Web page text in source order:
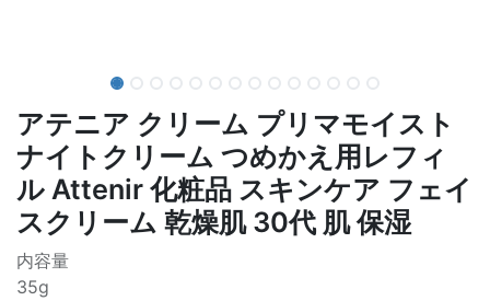
アテニア クリーム プリマモイスト
ナイトクリーム つめかえ用レフィ
ル Attenir 化粧品 スキンケア フェイ
スクリーム 乾燥肌 30代 肌 保湿
内容量
35g